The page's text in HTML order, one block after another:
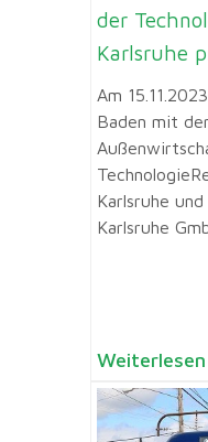
der
Karlsruhe
Am
Baden mit
Karlsruhe
Karlsruhe
Weiterlesen